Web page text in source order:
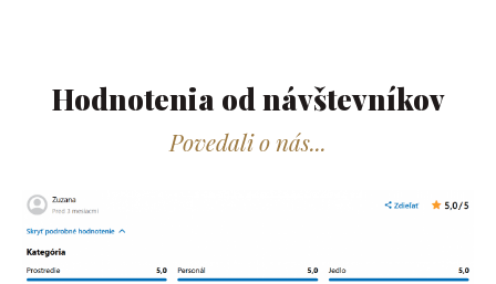
Hodnotenia od návštevníkov​
Povedali o nás...